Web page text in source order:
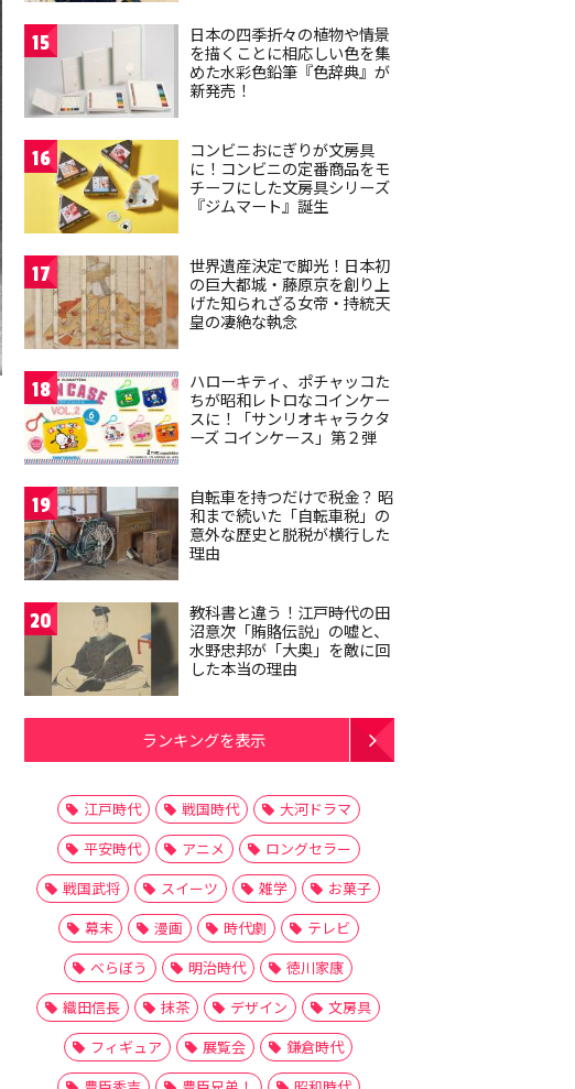
15
日本の四季折々の植物や情景
を描くことに相応しい色を集
めた水彩色鉛筆『色辞典』が
新発売！
16
コンビニおにぎりが文房具
に！コンビニの定番商品をモ
チーフにした文房具シリーズ
『ジムマート』誕生
17
世界遺産決定で脚光！日本初
の巨大都城・藤原京を創り上
げた知られざる女帝・持統天
皇の凄絶な執念
18
ハローキティ、ポチャッコた
ちが昭和レトロなコインケー
スに！「サンリオキャラクタ
ーズ コインケース」第２弾
19
自転車を持つだけで税金？ 昭
和まで続いた「自転車税」の
意外な歴史と脱税が横行した
理由
20
教科書と違う！江戸時代の田
沼意次「賄賂伝説」の嘘と、
水野忠邦が「大奥」を敵に回
した本当の理由
ランキングを表示
江戸時代 戦国時代
大河ドラマ
平安時代
アニメ
ロングセラー
戦国武将
スイーツ 雑学
お菓子
幕末
漫画 時代劇
テレビ
べらぼう
明治時代
徳川家康
織田信長
抹茶 デザイン
文房具
フィギュア
展覧会
鎌倉時代